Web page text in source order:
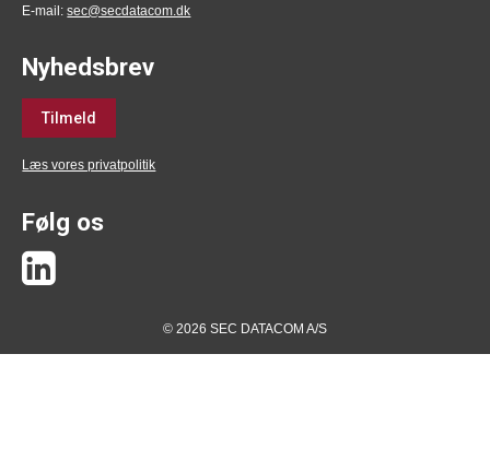
E-mail:sec@secdatacom.dk
Nyhedsbrev
Tilmeld
Læs vores privatpolitik
Følg os
© 2026 SEC DATACOM A/S